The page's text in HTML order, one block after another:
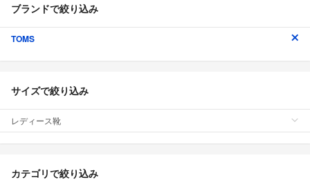
ブランドで絞り込み
TOMS
サイズで絞り込み
レディース靴
カテゴリで絞り込み